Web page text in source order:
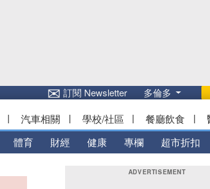
✉訂閱 Newsletter 多倫多
| 汽車相關 | 學校/社區 | 餐廳飲食 |
體育 財經 健康 專欄 超市折扣